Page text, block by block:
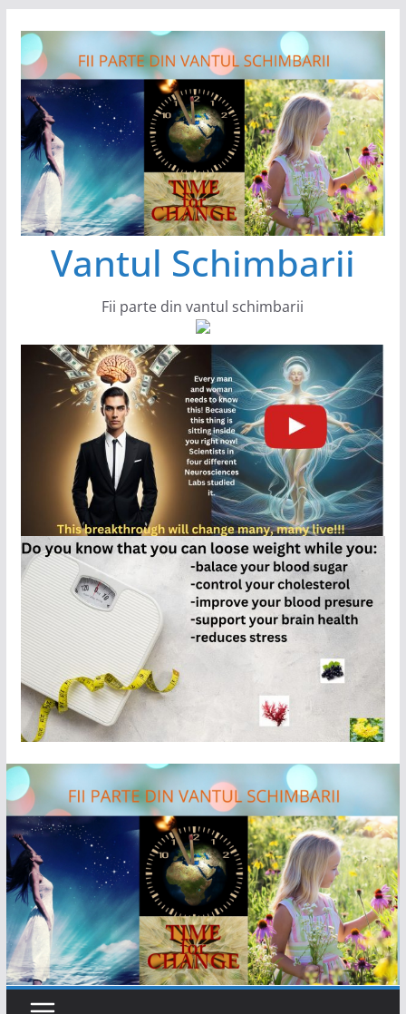
conținut
Vantul Schimbarii
Fii parte din vantul schimbarii